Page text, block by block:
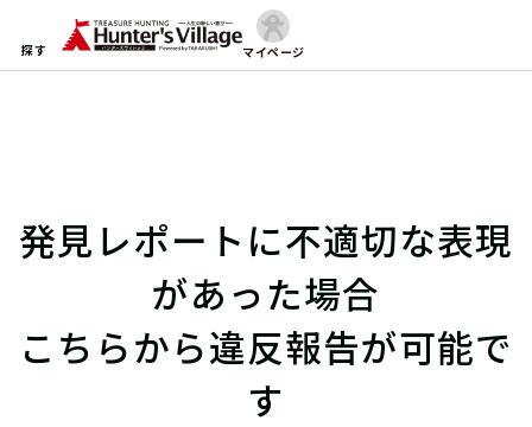
探す マイページ
発見レポートに不適切な表現
があった場合
こちらから違反報告が可能で
す